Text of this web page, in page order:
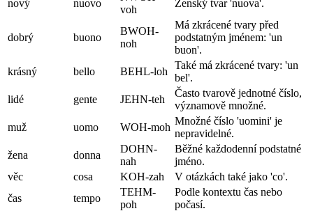
nový nuovo
voh
Ženský tvar 'nuova'.
dobrý buono
BWOH-
noh
Má zkrácené tvary před
podstatným jménem: 'un
buon'.
krásný
bello BEHL-loh
Také má zkrácené tvary: 'un
bel'.
lidé
gente JEHN-teh
Často tvarově jednotné číslo,
významově množné.
muž
uomo WOH-moh
Množné číslo 'uomini' je
nepravidelné.
žena
donna
DOHN-
nah
Běžné každodenní podstatné
jméno.
věc
cosa KOH-zah
V otázkách také jako 'co'.
čas
tempo
TEHM-
poh
Podle kontextu čas nebo
počasí.